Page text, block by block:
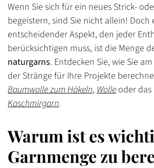
Wenn Sie sich für ein neues Strick-
begeistern, sind Sie nicht allein! Doch
entscheidender Aspekt, den jeder
berücksichtigen muss, ist die Menge
naturgarns. Entdecken Sie, wie Sie
der Stränge für Ihre Projekte
Baumwolle zum Häkeln, Wolle oder
Kaschmirgarn.
Warum ist es
Garnmenge zu